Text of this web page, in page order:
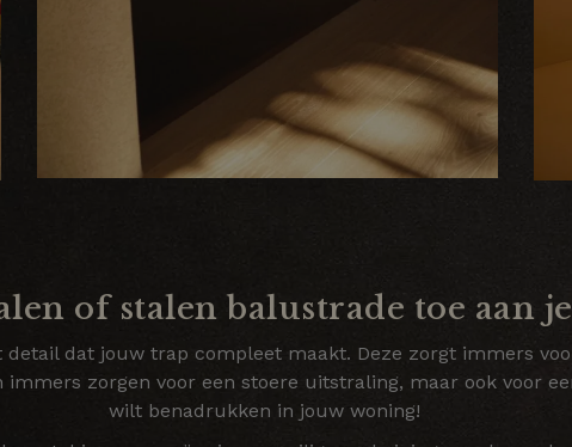
of stalen balustrade toe aan
dat jouw trap compleet maakt. Deze zorgt immers
zorgen voor een stoere uitstraling, maar ook voor
wilt benadrukken in jouw woning!